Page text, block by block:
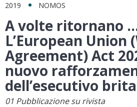
2019 NOMOS
A volte ritornano
L’European
Agreement) Act
nuovo
dell’esecutivo
01 Pubblicazione su rivista